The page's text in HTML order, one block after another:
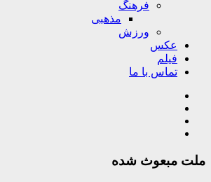
فرهنگ
مذهبی
ورزش
عکس
فیلم
تماس با ما
ملت مبعوث شده